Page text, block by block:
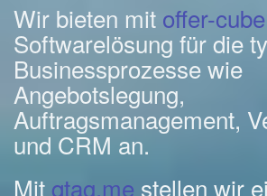
Wir bieten mit offer-cube
Softwarelösung für die
Businessprozesse wie
Angebotslegung,
Auftragsmanagement,
und CRM an.
Mit qtag.me stellen wir